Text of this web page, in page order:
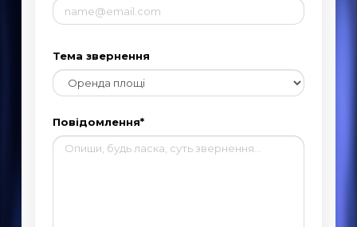
Тема звернення
Повідомлення*